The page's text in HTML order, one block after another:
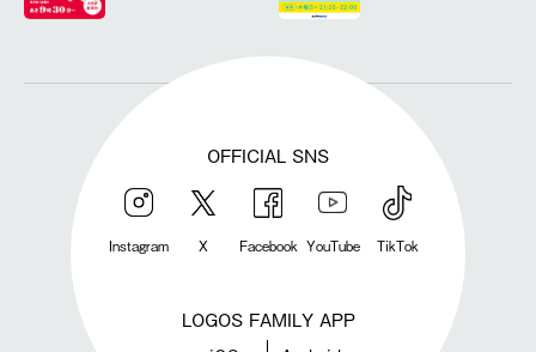
OFFICIAL SNS
Instagram X Facebook YouTube TikTok
LOGOS FAMILY APP